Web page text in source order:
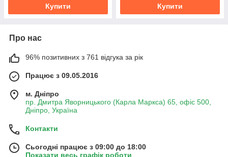
Купити Купити
Про нас
96% позитивних з 761 відгука за рік
Працює з 09.05.2016
м. Дніпро
пр. Дмитра Яворницького (Карла Маркса) 65, офіс 500,
Дніпро, Україна
Контакти
Сьогодні працює з 09:00 до 18:00
Показати весь графік роботи